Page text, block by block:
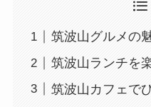
筑波山グルメの
筑波山ランチを
筑波山カフェで